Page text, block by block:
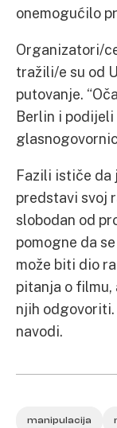
onemogućilo
Organizatori/
tražili/e su od
putovanje.
Berlin i podijeli
Fazili ističe da
predstavi svoj
slobodan od
pomogne da
može biti dio
pitanja o filmu,
njih odgovoriti.
navodi.
manipulacija